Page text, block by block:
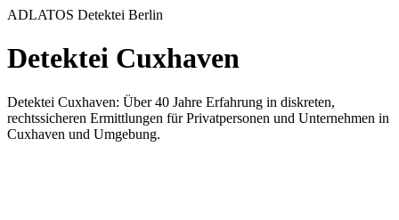
ADLATOS Detektei Berlin
Detektei Cuxhaven
Detektei Cuxhaven: Über 40 Jahre Erfahrung in diskreten,
rechtssicheren Ermittlungen für Privatpersonen und Unternehmen in
Cuxhaven und Umgebung.